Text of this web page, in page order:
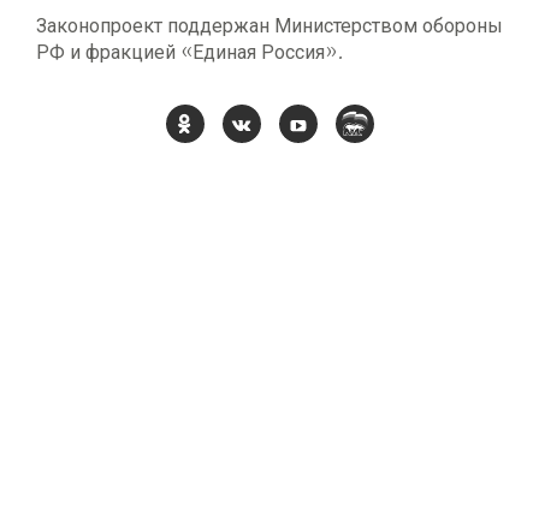
Законопроект поддержан Министерством обороны
РФ и фракцией «Единая Россия».